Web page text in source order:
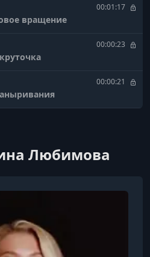
00:01:17
вращение
00:00:23
00:00:21
00:00:20
00:00:18
круга наслаждения
Любимова